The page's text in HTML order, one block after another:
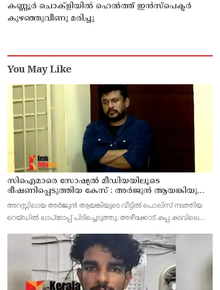
കണ്ണൂർ ചൊക്ളിയിൽ ഹെൽത്ത് ഇൻസ്പെക്ടർ
കുഴഞ്ഞുവീണു മരിച്ചു
You May Like
സിഐമാരെ സോഷ്യൽ മീഡിയയിലൂടെ
ഭീഷണിപ്പെടുത്തിയ കേസ് : അർജുൻ ആയങ്കിയുടെ
വീട്ടിൽ നിന്നും ലാപ്ടോപ്പ് പിടിച്ചെടുത്ത്‌ പോലീസ്
അറസ്റ്റിലായ അർജുൻ ആയങ്കിയുടെ വീട്ടിൽ പൊലിസ് നടത്തിയ
റെയ്ഡിൽ ലാപ്ടോപ്പ് പിടിച്ചെടുത്തു. അഴീക്കോട് കപ്പ കടവിലെ